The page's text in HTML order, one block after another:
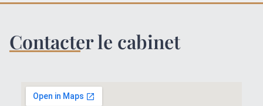
Contacter le cabinet